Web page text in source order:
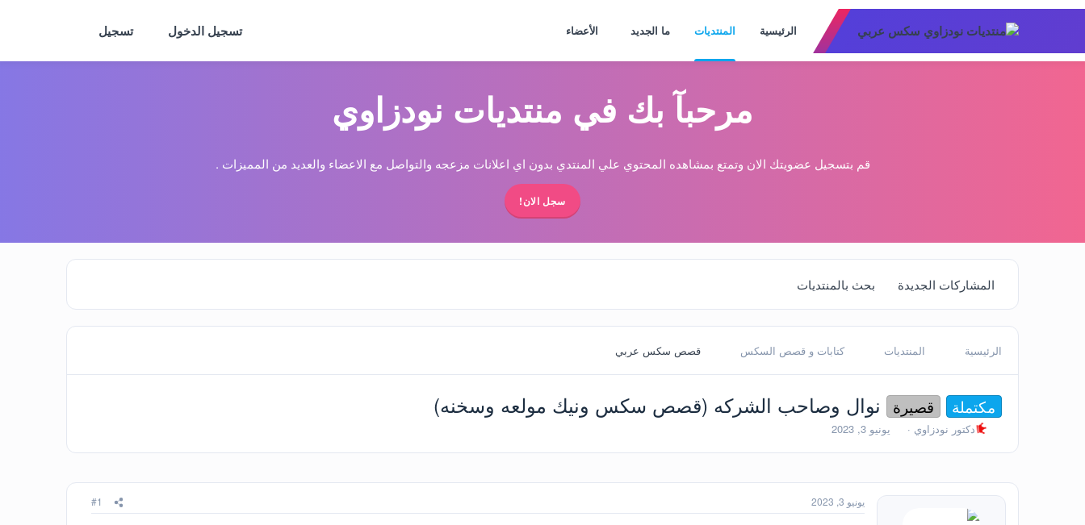
الرئيسية المنتديات ما الجديد الأعضاء تسجيل الدخول تسجيل
مرحبآ بك في منتديات نودزاوي
قم بتسجيل عضويتك الان وتمتع بمشاهده المحتوي علي المنتدي بدون اي اعلانات مزعجه والتواصل مع الاعضاء والعديد من المميزات .
سجل الان!
المشاركات الجديدة بحث بالمنتديات
الرئيسية المنتديات كتابات و قصص السكس قصص سكس عربي
مكتملة قصيرة نوال وصاحب الشركه (قصص سكس ونيك مولعه وسخنه)
ب
د
ا
ل
دكتور نودزاوي
ت
ر
خ
ا
يونيو 3, 2023
يونيو 3, 2023 #1